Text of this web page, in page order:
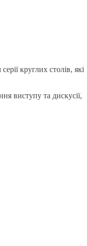
круглих столів, які
виступу та дискусії,